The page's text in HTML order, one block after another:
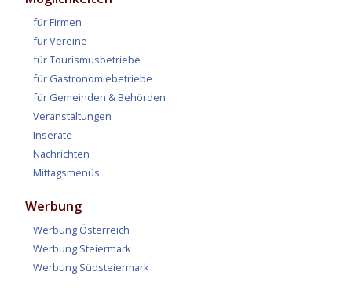
für Firmen
für Vereine
für Tourismusbetriebe
für Gastronomiebetriebe
für Gemeinden & Behörden
Veranstaltungen
Inserate
Nachrichten
Mittagsmenüs
Werbung
Werbung Österreich
Werbung Steiermark
Werbung Südsteiermark